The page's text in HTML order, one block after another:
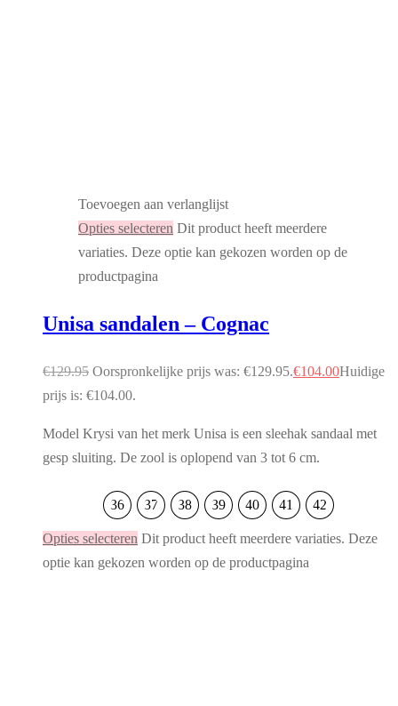
Toevoegen aan verlanglijst
Opties selecteren Dit product heeft meerdere
variaties. Deze optie kan gekozen worden op de
productpagina
Unisa sandalen – Cognac
€129.95 Oorspronkelijke prijs was: €129.95.€104.00Huidige
prijs is: €104.00.
Model Krysi van het merk Unisa is een sleehak sandaal met
gesp sluiting. De zool is oplopend van 3 tot 6 cm.
36 37 38 39 40 41 42
Opties selecteren Dit product heeft meerdere variaties. Deze
optie kan gekozen worden op de productpagina